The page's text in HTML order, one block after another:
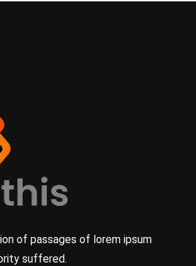
of passages of lorem ipsum
suffered.